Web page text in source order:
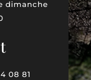
dimanche
08 81